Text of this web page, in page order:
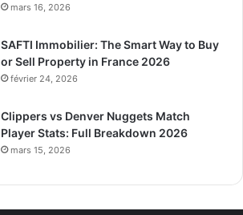
mars 16, 2026
SAFTI Immobilier: The Smart Way to Buy
or Sell Property in France 2026
février 24, 2026
Clippers vs Denver Nuggets Match
Player Stats: Full Breakdown 2026
mars 15, 2026